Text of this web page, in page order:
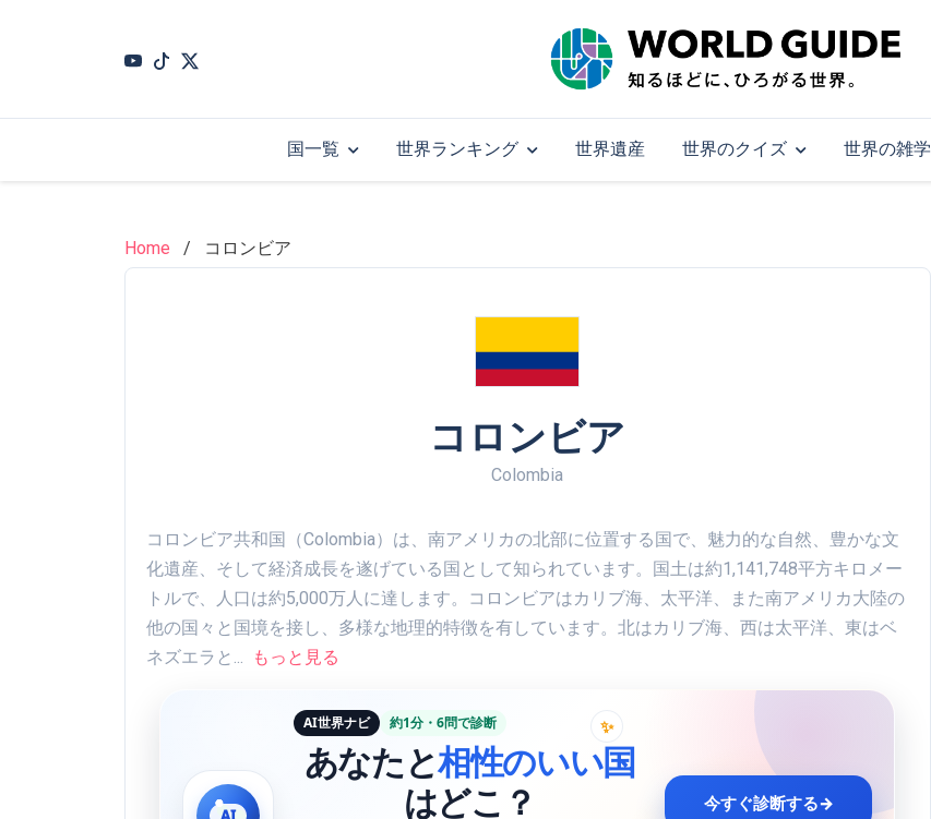
国一覧 世界ランキング 世界遺産 世界のクイズ 世界の雑学
Home コロンビア
コロンビア
Colombia
コロンビア共和国（Colombia）は、南アメリカの北部に位置する国で、魅力的な自然、豊かな文
化遺産、そして経済成長を遂げている国として知られています。国土は約1,141,748平方キロメー
トルで、人口は約5,000万人に達します。コロンビアはカリブ海、太平洋、また南アメリカ大陸の
他の国々と国境を接し、多様な地理的特徴を有しています。北はカリブ海、西は太平洋、東はベ
ネズエラと...
もっと見る
✨
AI世界ナビ 約1分・6問で診断
あなたと相性のいい国
はどこ？
今すぐ診断する→